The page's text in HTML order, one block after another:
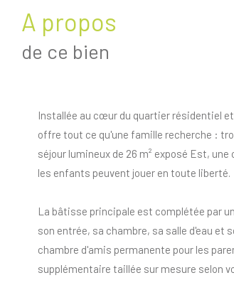
a propos
de ce bien
Installée au cœur du quartier résidentiel
offre tout ce qu'une famille recherche :
séjour lumineux de 26 m² exposé Est,
les enfants peuvent jouer en toute liberté.
La bâtisse principale est complétée par
son entrée, sa chambre, sa salle d'eau et
chambre d'amis permanente pour les
supplémentaire taillée sur mesure selon